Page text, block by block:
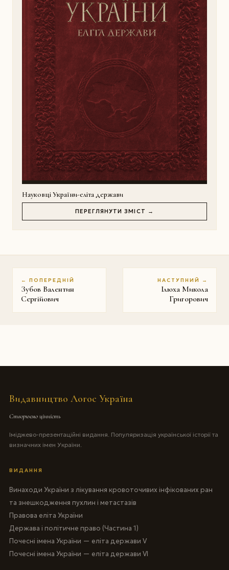
Науковці України-еліта держави
ПЕРЕГЛЯНУТИ ЗМІСТ →
← ПОПЕРЕДНІЙ
Зубов Валентин
Сергійович
НАСТУПНИЙ →
Iлюха Микола
Григорович
Видавництво Логос Україна
Створюємо цінність
Іміджево-презентаційні видання. Популяризація української історії та
визначних імен України.
ВИДАННЯ
Винаходи України з лікування кровоточивих інфікованих ран
та знешкодження пухлин і метастазів
Правова еліта України
Держава і політичне право (Частина 1)
Почесні імена України — еліта держави V
Почесні імена України — еліта держави VI